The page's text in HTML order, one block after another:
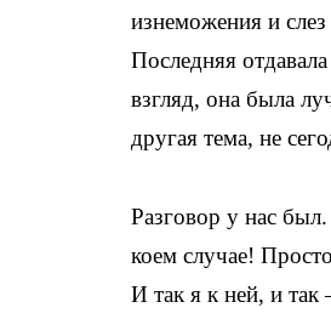
изнеможения и
Последняя
взгляд, она была
другая тема, не
Разговор у нас
коем случае!
И так я к ней, и так